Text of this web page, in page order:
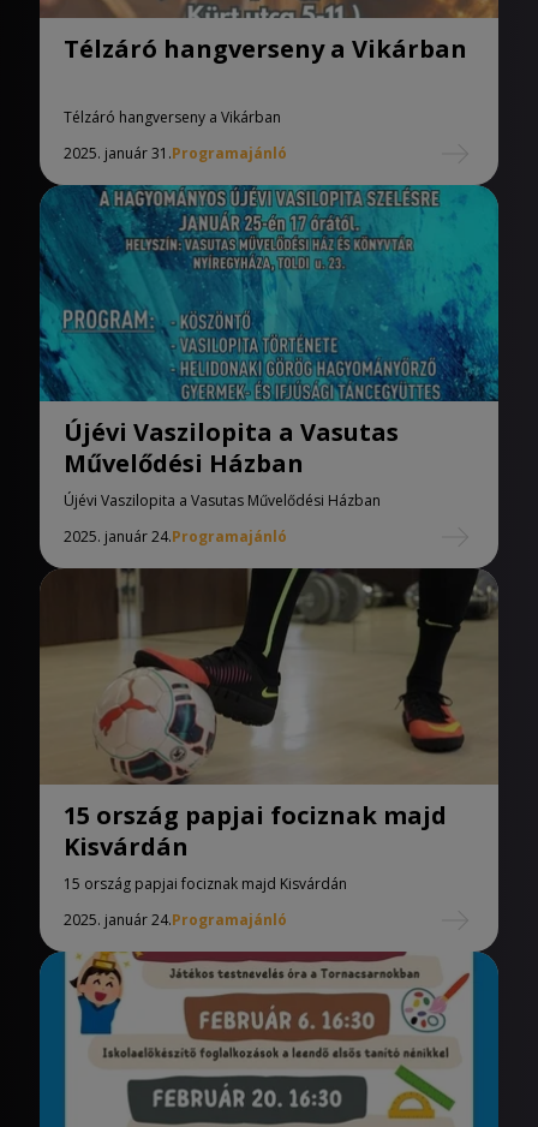
Télzáró hangverseny a Vikárban
Télzáró hangverseny a Vikárban
2025. január 31.Programajánló
Újévi Vaszilopita a Vasutas
Művelődési Házban
Újévi Vaszilopita a Vasutas Művelődési Házban
2025. január 24.Programajánló
15 ország papjai fociznak majd
Kisvárdán
15 ország papjai fociznak majd Kisvárdán
2025. január 24.Programajánló